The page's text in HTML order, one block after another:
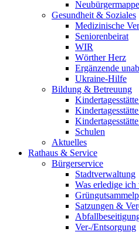
Neubürgermappe
Gesundheit & Soziales
Medizinische
Seniorenbeirat
WIR
Wörther Herz
Ergänzende
Ukraine-Hilfe
Bildung & Betreuung
Schulen
Aktuelles
Rathaus & Service
Bürgerservice
Stadtverwaltung
Was erledige ich
Satzungen &
Ver-/Entsorgung